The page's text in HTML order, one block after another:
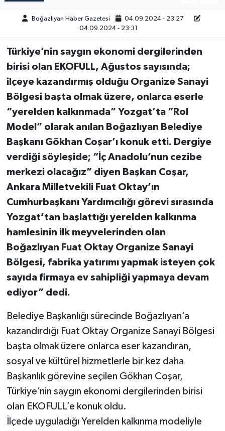
Boğazlıyan Haber Gazetesi
04.09.2024 - 23:27
04.09.2024 - 23:31
Türkiye’nin saygın ekonomi dergilerinden
birisi olan EKOFULL, Ağustos sayısında;
ilçeye kazandırmış olduğu Organize Sanayi
Bölgesi başta olmak üzere, onlarca eserle
“yerelden kalkınmada” Yozgat’ta “Rol
Model” olarak anılan Boğazlıyan Belediye
Başkanı Gökhan Coşar’ı konuk etti. Dergiye
verdiği söyleşide; “İç Anadolu’nun cezibe
merkezi olacağız” diyen Başkan Coşar,
Ankara Milletvekili Fuat Oktay’ın
Cumhurbaşkanı Yardımcılığı görevi sırasında
Yozgat’tan başlattığı yerelden kalkınma
hamlesinin ilk meyvelerinden olan
Boğazlıyan Fuat Oktay Organize Sanayi
Bölgesi, fabrika yatırımı yapmak isteyen çok
sayıda firmaya ev sahipliği yapmaya devam
ediyor” dedi.
Belediye Başkanlığı sürecinde Boğazlıyan’a
kazandırdığı Fuat Oktay Organize Sanayi Bölgesi
başta olmak üzere onlarca eser kazandıran,
sosyal ve kültürel hizmetlerle bir kez daha
Başkanlık görevine seçilen Gökhan Coşar,
Türkiye’nin saygın ekonomi dergilerinden birisi
olan EKOFULL’e konuk oldu.
İlçede uyguladığı Yerelden kalkınma modeliyle